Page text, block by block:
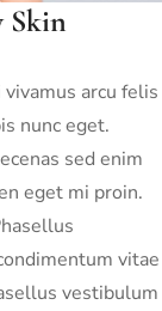
Skin
arcu felis
nunc eget.
sed enim
eget mi proin.
vitae
vestibulum